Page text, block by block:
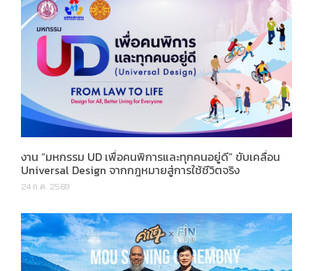
งาน “มหกรรม UD เพื่อคนพิการและทุกคนอยู่ดี” ขับเคลื่อน
Universal Design จากกฎหมายสู่การใช้ชีวิตจริง
24 ก.ค. 2569